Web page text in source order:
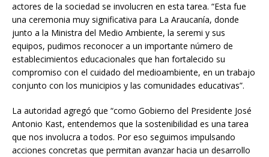
actores de la sociedad se involucren en esta tarea. “Esta fue
una ceremonia muy significativa para La Araucanía, donde
junto a la Ministra del Medio Ambiente, la seremi y sus
equipos, pudimos reconocer a un importante número de
establecimientos educacionales que han fortalecido su
compromiso con el cuidado del medioambiente, en un trabajo
conjunto con los municipios y las comunidades educativas”.
La autoridad agregó que “como Gobierno del Presidente José
Antonio Kast, entendemos que la sostenibilidad es una tarea
que nos involucra a todos. Por eso seguimos impulsando
acciones concretas que permitan avanzar hacia un desarrollo